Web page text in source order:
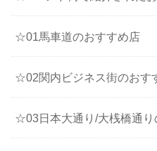
☆01馬車道のおすすめ店
☆02関内ビジネス街のおす
☆03日本大通り/大桟橋通り